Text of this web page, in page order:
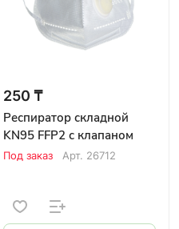
250 ₸
Респиратор складной
KN95 FFP2 с клапаном
Под заказ Арт. 26712